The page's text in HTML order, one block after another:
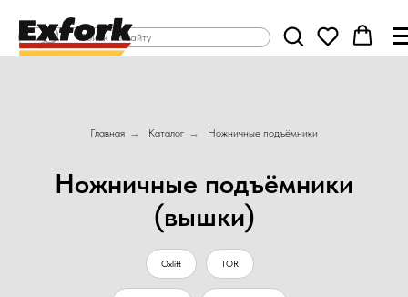
Главная → Каталог → Ножничные подъёмники
Ножничные подъёмники
(вышки)
Oxlift TOR